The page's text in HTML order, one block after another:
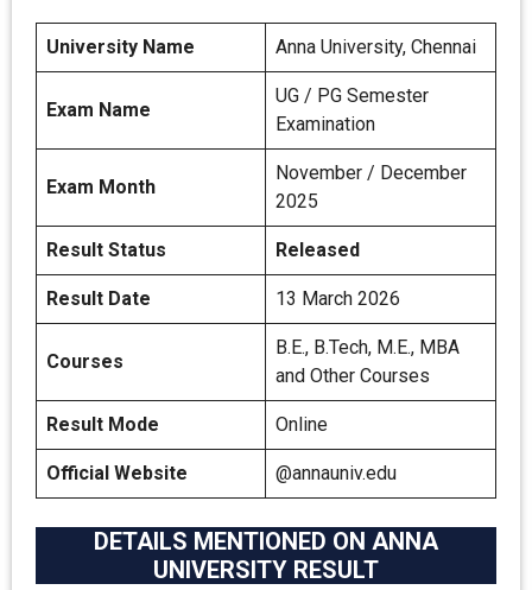
University Name Anna University, Chennai
Exam Name
UG / PG Semester
Examination
Exam Month
November / December
2025
Result Status Released
Result Date 13 March 2026
Courses
B.E., B.Tech, M.E., MBA
and Other Courses
Result Mode Online
Official Website @annauniv.edu
DETAILS MENTIONED ON ANNA
UNIVERSITY RESULT